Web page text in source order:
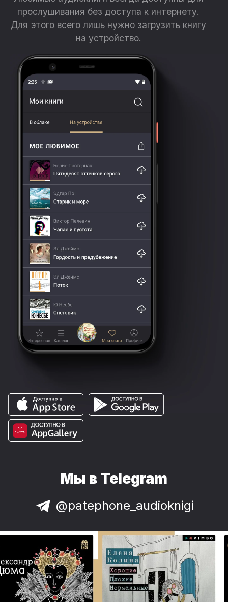
прослушивания без доступа к интернету.
Для этого всего лишь нужно загрузить книгу
на устройство.
Мы в Telegram
@patephone_audioknigi